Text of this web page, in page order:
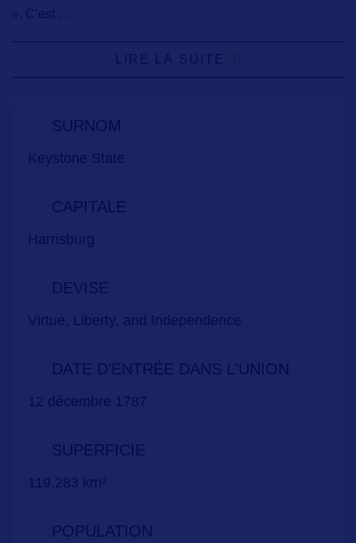
». C’est
LIRE LA SUITE
SURNOM
Keystone State
CAPITALE
Harrisburg
DEVISE
Virtue, Liberty, and Independence
DATE D'ENTRÉE DANS L'UNION
12 décembre 1787
SUPERFICIE
119.283 km²
POPULATION